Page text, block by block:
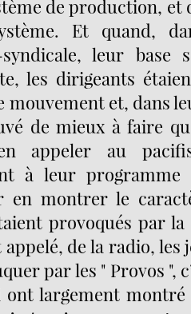
de production, et
Et quand,
leur base
les dirigeants
mouvement et, dans
de mieux à faire
appeler au
à leur
en montrer le
provoqués par
de la radio, les
par les " Provos ",
largement montré